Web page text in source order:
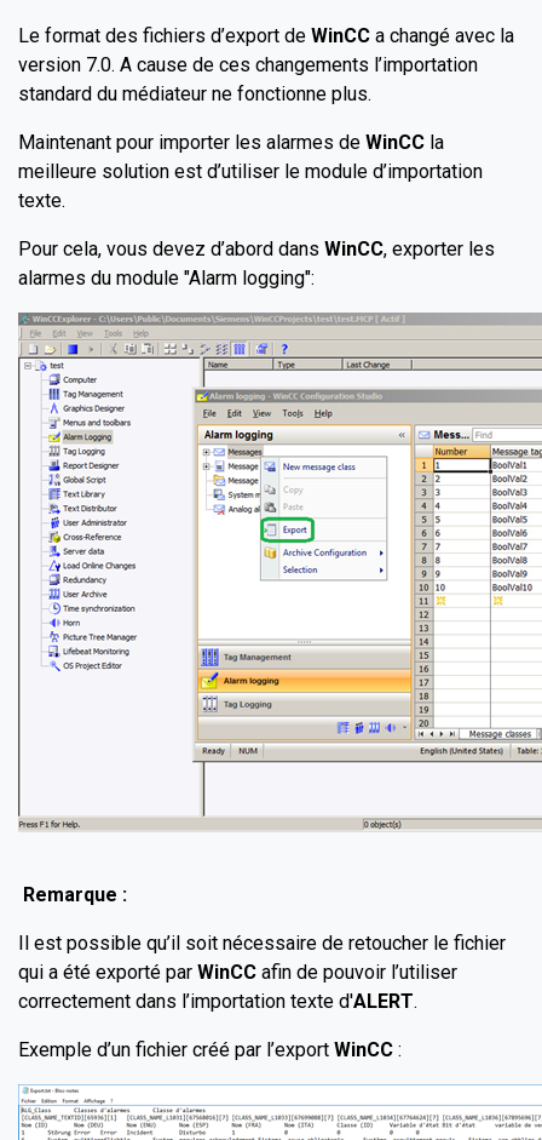
Le format des fichiers d’export de WinCC a changé avec la
version 7.0. A cause de ces changements l’importation
standard du médiateur ne fonctionne plus.
Maintenant pour importer les alarmes de WinCC la
meilleure solution est d’utiliser le module d’importation
texte.
Pour cela, vous devez d’abord dans WinCC, exporter les
alarmes du module "Alarm logging":
Remarque :
Il est possible qu’il soit nécessaire de retoucher le fichier
qui a été exporté par WinCC afin de pouvoir l’utiliser
correctement dans l’importation texte d'ALERT.
Exemple d’un fichier créé par l’export WinCC :